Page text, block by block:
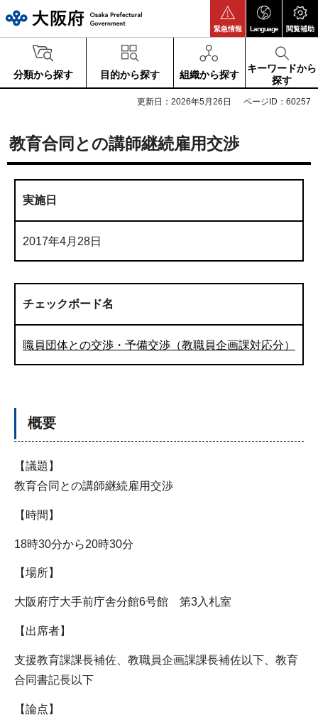
緊急情報 Language 閲覧補助
分類から探す 目的から探す 組織から探す
キーワードから
探す
更新日：2026年5月26日 ページID：60257
教育合同との講師継続雇用交渉
実施日
2017年4月28日
チェックボード名
職員団体との交渉・予備交渉（教職員企画課対応分）
概要
【議題】
教育合同との講師継続雇用交渉
【時間】
18時30分から20時30分
【場所】
大阪府庁大手前庁舎分館6号館 第3入札室
【出席者】
支援教育課課長補佐、教職員企画課課長補佐以下、教育
合同書記長以下
【論点】